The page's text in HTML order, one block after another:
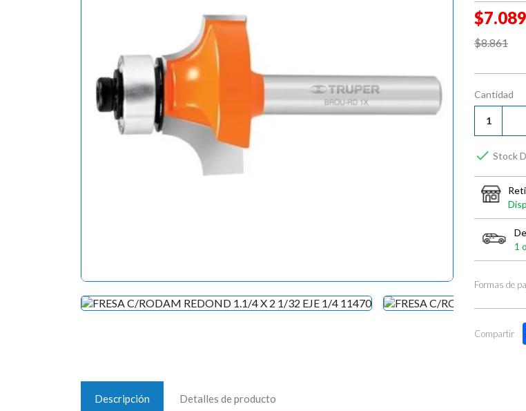
$7.089
$8.861
Cantidad
 Stock
1
Formas de
Compartir
Descripción Detalles de producto